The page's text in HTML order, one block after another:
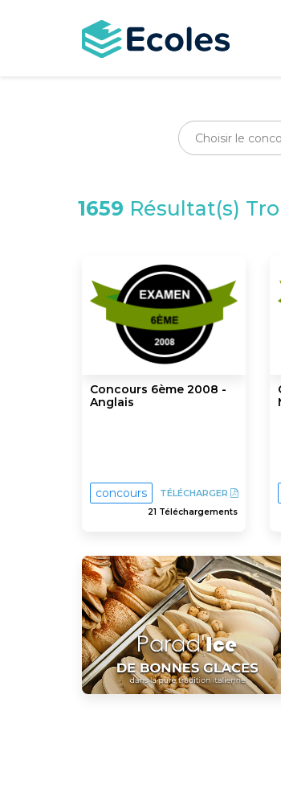
1659 Résultat(s)
Concours 6ème 2008 -
Anglais
concours TÉLÉCHARGER
21 Téléchargements